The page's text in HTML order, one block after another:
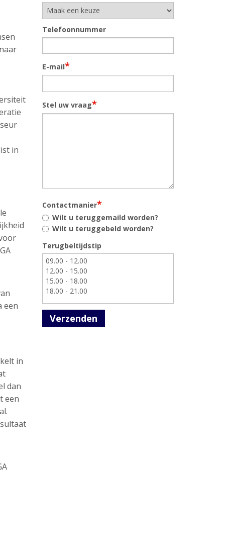
in
een
in
dan
een
Telefoonnummer
E-mail*
Stel uw vraag*
Contactmanier*
Wilt u teruggemaild worden?
Wilt u teruggebeld worden?
Terugbeltijdstip
Verzenden